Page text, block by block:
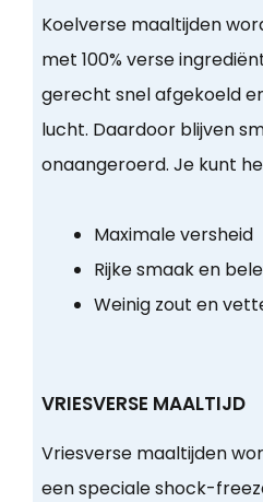
Koelverse maaltijden
met 100% verse
gerecht snel afgekoeld
lucht. Daardoor blijven
onaangeroerd. Je kunt
Maximale versheid
Rijke smaak en
Weinig zout en
VRIESVERSE MAALTIJD
Vriesverse maaltijden
een speciale shock-